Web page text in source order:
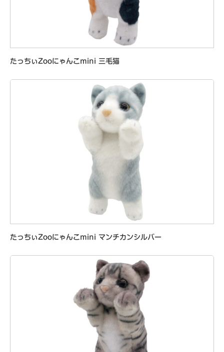
たっちぃZooにゃんこmini 三毛猫
たっちぃZooにゃんこmini マンチカンシルバー